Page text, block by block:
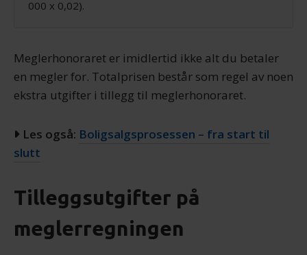
000 x 0,02).
Meglerhonoraret er imidlertid ikke alt du betaler
en megler for. Totalprisen består som regel av noen
ekstra utgifter i tillegg til meglerhonoraret.
Les også: Boligsalgsprosessen – fra start til
slutt
Tilleggsutgifter på
meglerregningen